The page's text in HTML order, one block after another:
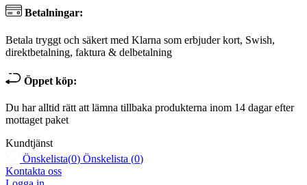
Betalningar:
Betala tryggt och säkert med Klarna som erbjuder kort, Swish,
direktbetalning, faktura & delbetalning
Öppet köp:
Du har alltid rätt att lämna tillbaka produkterna inom 14 dagar efter
mottaget paket
Kundtjänst
Önskelista(0) Önskelista (0)
Kontakta oss